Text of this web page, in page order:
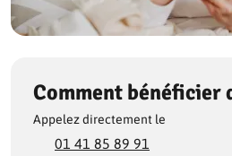
Comment bénéficier
Appelez directement le
01 41 85 89 91